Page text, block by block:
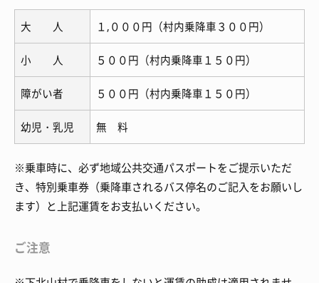
大 人 １,０００円（村内乗降車３００円）
小 人 ５００円（村内乗降車１５０円）
障がい者 ５００円（村内乗降車１５０円）
幼児・乳児 無 料
※乗車時に、必ず地域公共交通パスポートをご提示いただ
き、特別乗車券（乗降車されるバス停名のご記入をお願いし
ます）と上記運賃をお支払いください。
ご注意